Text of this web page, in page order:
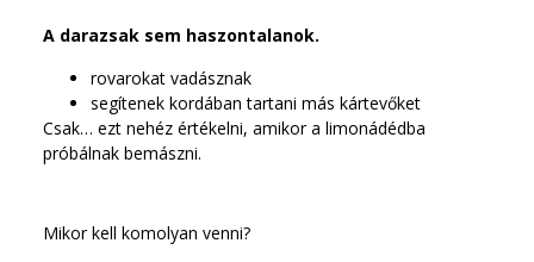
A darazsak sem haszontalanok.
rovarokat vadásznak
segítenek kordában tartani más kártevőket
Csak… ezt nehéz értékelni, amikor a limonádédba
próbálnak bemászni.
Mikor kell komolyan venni?